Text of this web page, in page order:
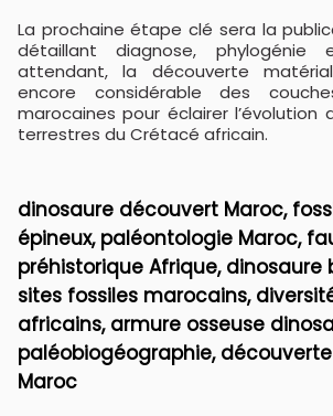
La prochaine étape clé sera la
détaillant diagnose, phylogénie
attendant, la découverte
encore considérable des
marocaines pour éclairer l’évolution
terrestres du Crétacé africain.
dinosaure découvert Maroc,
épineux, paléontologie Maroc,
préhistorique Afrique, dinosaure
sites fossiles marocains,
africains, armure osseuse
paléobiogéographie,
Maroc